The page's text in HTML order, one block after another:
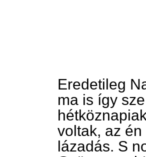
Eredetileg
ma is így
voltak, az
lázadás. S